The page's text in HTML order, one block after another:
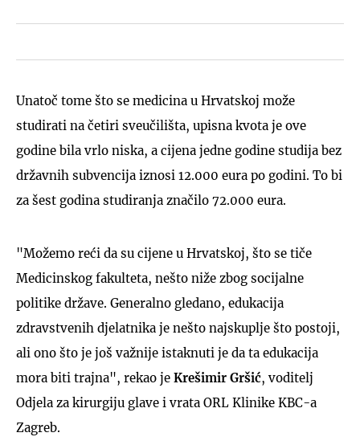
Unatoč tome što se medicina u Hrvatskoj može
studirati na četiri sveučilišta, upisna kvota je ove
godine bila vrlo niska, a cijena jedne godine studija bez
državnih subvencija iznosi 12.000 eura po godini. To bi
za šest godina studiranja značilo 72.000 eura.
"Možemo reći da su cijene u Hrvatskoj, što se tiče
Medicinskog fakulteta, nešto niže zbog socijalne
politike države. Generalno gledano, edukacija
zdravstvenih djelatnika je nešto najskuplje što postoji,
ali ono što je još važnije istaknuti je da ta edukacija
mora biti trajna", rekao je Krešimir Gršić, voditelj
Odjela za kirurgiju glave i vrata ORL Klinike KBC-a
Zagreb.